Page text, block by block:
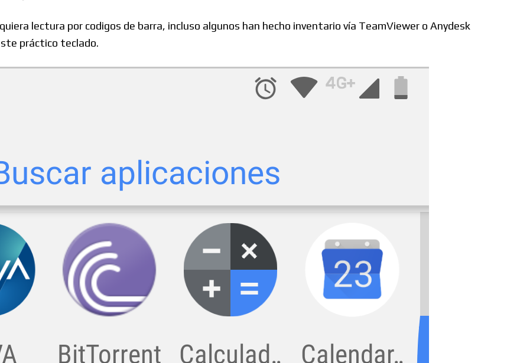
Diversos
Foros
lectura por codigos de barra, incluso algunos han hecho inventario vía TeamViewer o Anydesk
práctico teclado.